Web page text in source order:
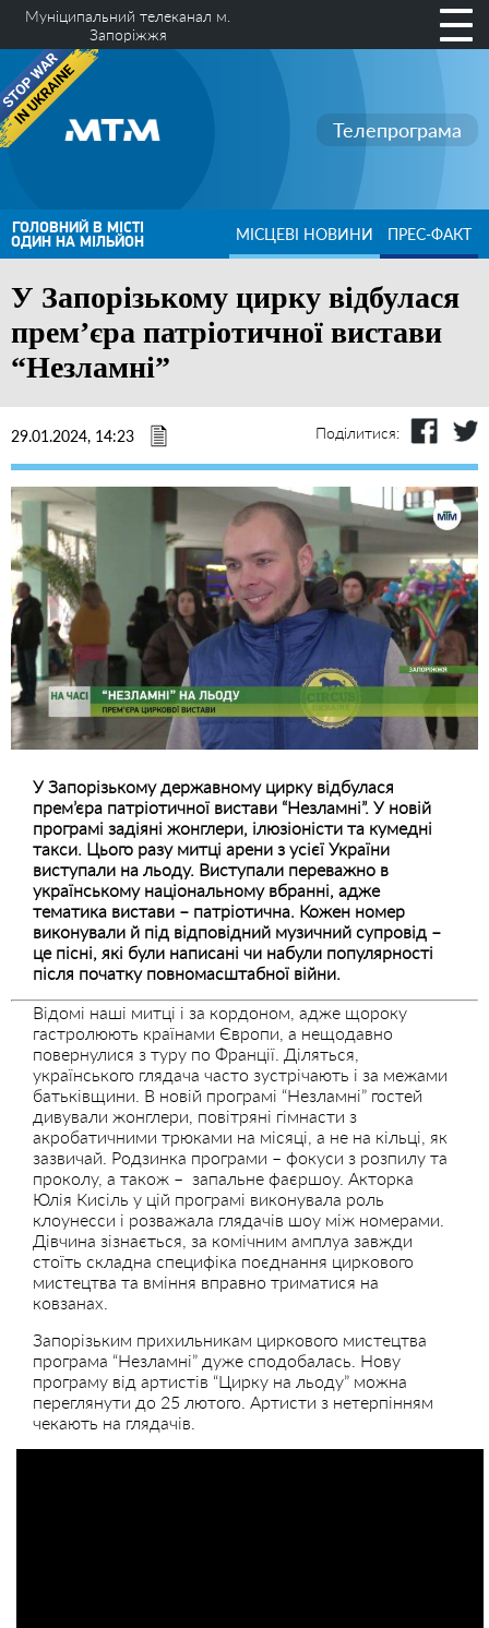
Муніципальний телеканал м.
Запоріжжя
Телепрограма
ГОЛОВНИЙ В МІСТІ
ОДИН НА МІЛЬЙОН МІСЦЕВІ НОВИНИ ПРЕС-ФАКТ
У Запорізькому цирку відбулася
прем’єра патріотичної вистави
“Незламні”
29.01.2024, 14:23 Поділитися:
У Запорізькому державному цирку відбулася
прем’єра патріотичної вистави “Незламні”. У новій
програмі задіяні жонглери, ілюзіоністи та кумедні
такси. Цього разу митці арени з усієї України
виступали на льоду. Виступали переважно в
українському національному вбранні, адже
тематика вистави – патріотична. Кожен номер
виконували й під відповідний музичний супровід –
це пісні, які були написані чи набули популярності
після початку повномасштабної війни.
Відомі наші митці і за кордоном, адже щороку
гастролюють країнами Європи, а нещодавно
повернулися з туру по Франції. Діляться,
українського глядача часто зустрічають і за межами
батьківщини. В новій програмі “Незламні” гостей
дивували жонглери, повітряні гімнасти з
акробатичними трюками на місяці, а не на кільці, як
зазвичай. Родзинка програми – фокуси з розпилу та
проколу, а також – запальне фаєршоу. Акторка
Юлія Кисіль у цій програмі виконувала роль
клоунесси і розважала глядачів шоу між номерами.
Дівчина зізнається, за комічним амплуа завжди
стоїть складна специфіка поєднання циркового
мистецтва та вміння вправно триматися на
ковзанах.
Запорізьким прихильникам циркового мистецтва
програма “Незламні” дуже сподобалась. Нову
програму від артистів “Цирку на льоду” можна
переглянути до 25 лютого. Артисти з нетерпінням
чекають на глядачів.